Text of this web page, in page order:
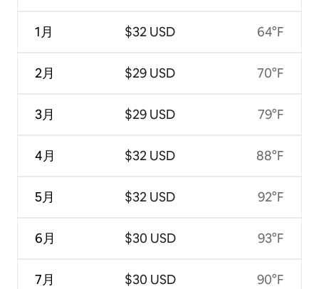
1月
2月
3月
4月
5月
6月
7月
$32 USD
$29 USD
$29 USD
$32 USD
$32 USD
$30 USD
$30 USD
64°F
70°F
79°F
88°F
92°F
93°F
90°F